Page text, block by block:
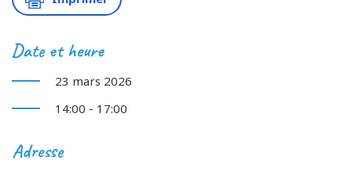
Date et heure
23 mars 2026
14:00 - 17:00
Adresse